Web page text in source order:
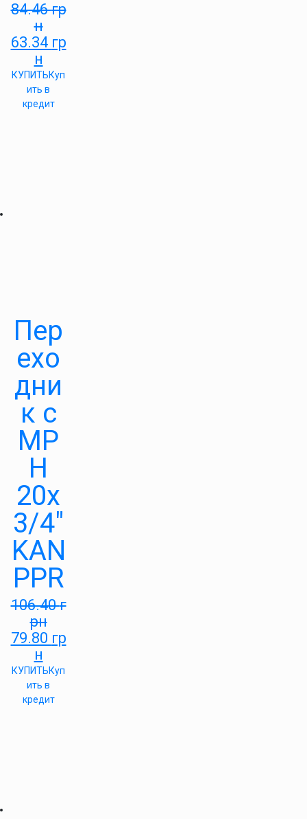
84.46гр
н
63.34 гр
н
КУПИТЬКуп
ить в
кредит
Пер
ехо
дни
к с
МР
Н
20х
3/4″
KAN
PPR
106.40г
рн
79.80 гр
н
КУПИТЬКуп
ить в
кредит